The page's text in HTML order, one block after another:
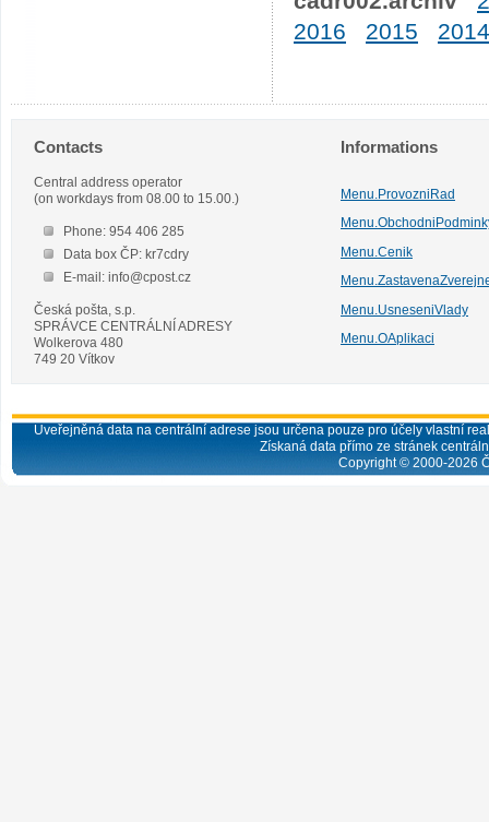
2016
2015 2014
Contacts
Central address operator
(on workdays from 08.00 to 15.00.)
Phone: 954 406 285
Data box ČP: kr7cdry
E-mail: info@cpost.cz
Česká pošta, s.p.
SPRÁVCE CENTRÁLNÍ ADRESY
Wolkerova 480
749 20 Vítkov
Informations
Menu.ProvozniRad
Menu.Cenik
Menu.UsneseniVlady
Menu.OAplikaci
Uveřejněná data na centrální adrese jsou určena pouze pro účely vlastní
Získaná data přímo ze stránek
Copyright © 2000-2026